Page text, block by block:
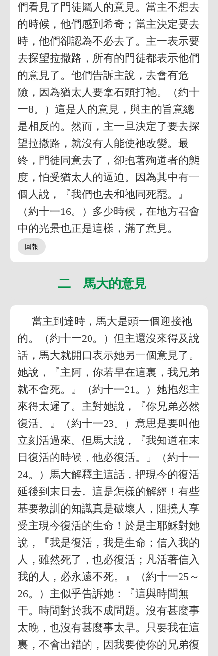
們看見了門徒屬人的意見。當主不想去
的時候，他們感到希奇；當主決定要去
時，他們卻認為不必去了。主一表示要
去探望拉撒路，所有的門徒都表示他們
的意見了。他們告訴主說，去會有危
險，因為猶太人要拿石頭打祂。（約十
一8。）這是人的意見，與主的旨意總
是相反的。然而，主一旦決定了要去探
望拉撒路，就沒有人能使祂改變。最
終，門徒同意去了，卻抱著殉道者的態
度，怕受猶太人的逼迫。因為其中有一
個人說，『我們也去和祂同死罷。』
（約十一16。）多少時候，在地方召會
中的光景也正是這樣，滿了意見。
二 馬大的意見
當主到達時，馬大是頭一個迎接祂
的。（約十一20。）但主還沒來得及說
話，馬大就開口表示她另一個意見了。
她說，『主阿，你若早在這裏，我兄弟
就不會死。』（約十一21。）她抱怨主
來得太遲了。主對她說，『你兄弟必然
復活。』（約十一23。）意思是要叫他
立刻活過來。但馬大說，『我知道在末
日復活的時候，他必復活。』（約十一
24。）馬大解釋主這話，把現今的復活
延後到末日去。這是怎樣的解經！有些
基要教訓的知識真是破壞人，阻撓人享
受主現今復活的生命！於是主耶穌對她
說，『我是復活，我是生命；信入我的
人，雖然死了，也必復活；凡活著信入
我的人，必永遠不死。』（約十一25～
26。）主似乎告訴她：『這與時間無
干。時間對於我不成問題。沒有甚麼事
太晚，也沒有甚麼事太早。只要我在這
裏，不會出錯的，因我要使你的兄弟復